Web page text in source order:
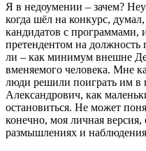
Я в недоумении – зачем?
когда шёл на конкурс, думал,
кандидатов с программами,
претендентом на должность
ли – как минимум внешне
вменяемого человека. Мне
люди решили поиграть им в
Александрович, как
остановиться. Не может
конечно, моя личная
размышлениях и